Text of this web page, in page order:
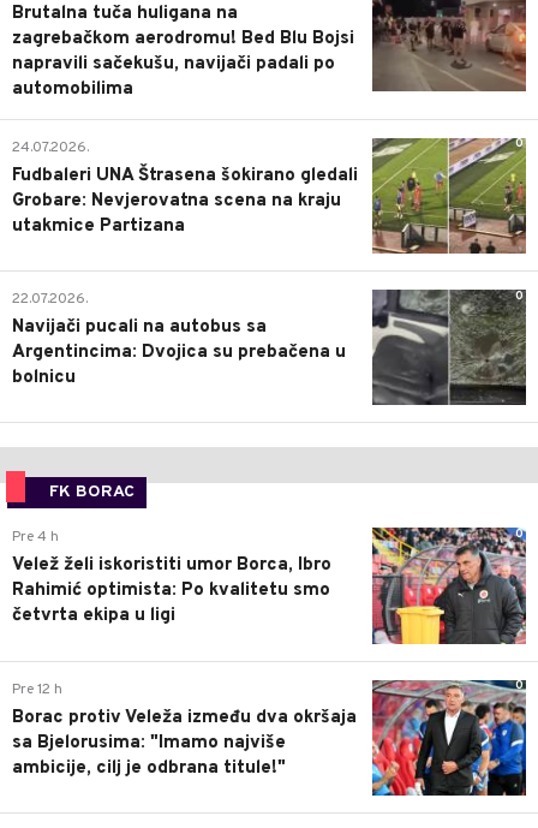
Brutalna tuča huligana na
zagrebačkom aerodromu! Bed Blu Bojsi
napravili sačekušu, navijači padali po
automobilima
0
24.07.2026.
Fudbaleri UNA Štrasena šokirano gledali
Grobare: Nevjerovatna scena na kraju
utakmice Partizana
0
22.07.2026.
Navijači pucali na autobus sa
Argentincima: Dvojica su prebačena u
bolnicu
FK BORAC
0
Pre 4 h
Velež želi iskoristiti umor Borca, Ibro
Rahimić optimista: Po kvalitetu smo
četvrta ekipa u ligi
0
Pre 12 h
Borac protiv Veleža između dva okršaja
sa Bjelorusima: "Imamo najviše
ambicije, cilj je odbrana titule!"